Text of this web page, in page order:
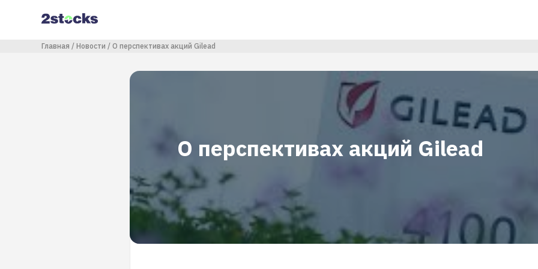
содержанию
Строка навигации
Главная Новости О перспективах акций Gilead
О перспективах акций Gilead